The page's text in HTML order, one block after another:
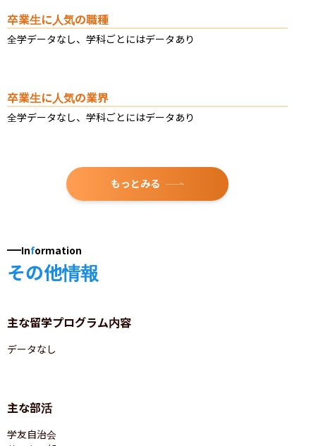
卒業生に人気の職種
全学データなし、学科ごとにはデータあり
卒業生に人気の業界
全学データなし、学科ごとにはデータあり
もっとみる
Information
その他情報
主な留学プログラム内容
データなし
主な部活
学友自治会